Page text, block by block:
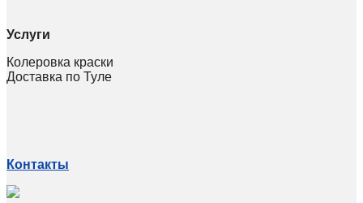
Услуги
Колеровка краски
Доставка по Туле
Контакты